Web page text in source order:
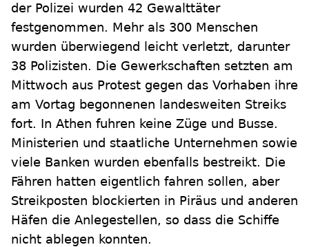
der Polizei wurden 42 Gewalttäter
festgenommen. Mehr als 300 Menschen
wurden überwiegend leicht verletzt, darunter
38 Polizisten. Die Gewerkschaften setzten am
Mittwoch aus Protest gegen das Vorhaben ihre
am Vortag begonnenen landesweiten Streiks
fort. In Athen fuhren keine Züge und Busse.
Ministerien und staatliche Unternehmen sowie
viele Banken wurden ebenfalls bestreikt. Die
Fähren hatten eigentlich fahren sollen, aber
Streikposten blockierten in Piräus und anderen
Häfen die Anlegestellen, so dass die Schiffe
nicht ablegen konnten.